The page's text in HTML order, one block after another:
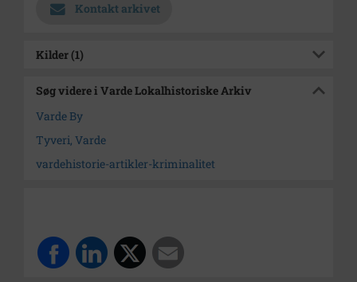
Kontakt arkivet
Kilder (1)
Søg videre i Varde Lokalhistoriske Arkiv
Varde By
Tyveri, Varde
vardehistorie-artikler-kriminalitet